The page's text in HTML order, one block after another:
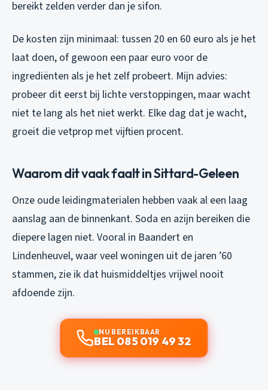
bereikt zelden verder dan je sifon.
De kosten zijn minimaal: tussen 20 en 60 euro als je het
laat doen, of gewoon een paar euro voor de
ingrediënten als je het zelf probeert. Mijn advies:
probeer dit eerst bij lichte verstoppingen, maar wacht
niet te lang als het niet werkt. Elke dag dat je wacht,
groeit die vetprop met vijftien procent.
Waarom dit vaak faalt in Sittard-Geleen
Onze oude leidingmaterialen hebben vaak al een laag
aanslag aan de binnenkant. Soda en azijn bereiken die
diepere lagen niet. Vooral in Baandert en
Lindenheuvel, waar veel woningen uit de jaren ’60
stammen, zie ik dat huismiddeltjes vrijwel nooit
afdoende zijn.
NU BEREIKBAAR
BEL 085 019 49 32